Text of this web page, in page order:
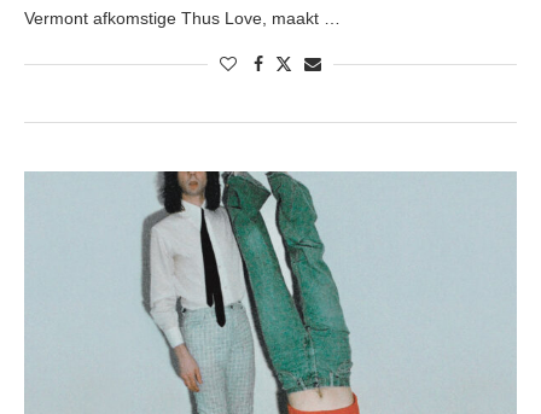
Vermont afkomstige Thus Love, maakt …